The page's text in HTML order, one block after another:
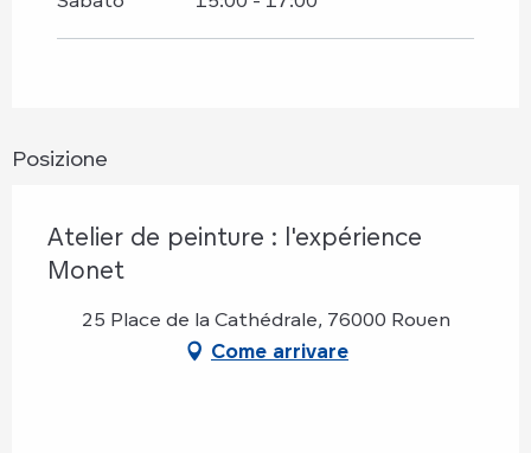
Sabato 12 settembre 2026
Sabato 14 novembre 2026
Posizione
Atelier de peinture : l'expérience
Monet
25 Place de la Cathédrale, 76000 Rouen
Come arrivare